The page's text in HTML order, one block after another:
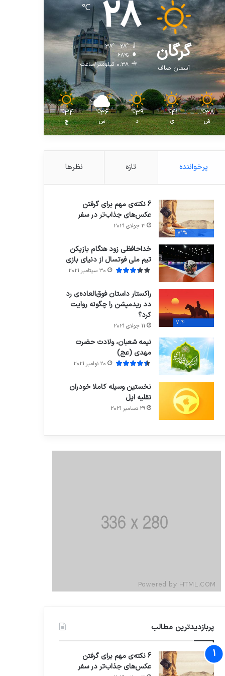
گرگان
آسمان صاف
28
℃
38º - 28º
68%
0.38 کیلومتر/ساعت
38
℃
ش
41
℃
ی
39
℃
د
36
℃
س
34
℃
چ
پرخواننده تازه نظرها
71%
6 نکته‌ی مهم برای گرفتن
عکس‌های جذاب‌تر در سفر
3 جولای 2021
خداحافظی زود هنگام بازیکن
تیم ملی فوتسال از دنیای بازی
30 سپتامبر 2021
7.4
راکستار داستان فوق‌العاده‌ی رد
دد ریدمپشن را چگونه روایت
کرد؟
11 جولای 2021
نیمه شعبان، ولادت حضرت
مهدی (عج)
20 نوامبر 2021
نخستین وسیله کاملا خودران
نقلیه اپل
29 دسامبر 2021
پربازدیدترین مطالب
6 نکته‌ی مهم برای گرفتن
عکس‌های جذاب‌تر در سفر